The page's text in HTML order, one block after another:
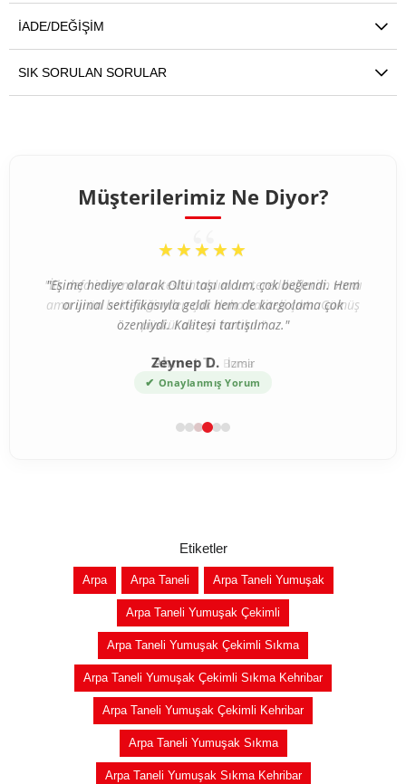
İADE/DEĞIŞIM
SIK SORULAN SORULAR
Müşterilerimiz Ne Diyor?
“
★★★★★
"İlk defa internetten tesbih aldım ve tereddütlerim vardı
ama ürün beklediğimden çok daha kaliteli çıktı. Gümüş
püskül detayı harika."
Ahmet T. Bursa
✔ Onaylanmış Yorum
Etiketler
Arpa Arpa Taneli Arpa Taneli Yumuşak
Arpa Taneli Yumuşak Çekimli
Arpa Taneli Yumuşak Çekimli Sıkma
Arpa Taneli Yumuşak Çekimli Sıkma Kehribar
Arpa Taneli Yumuşak Çekimli Kehribar
Arpa Taneli Yumuşak Sıkma
Arpa Taneli Yumuşak Sıkma Kehribar